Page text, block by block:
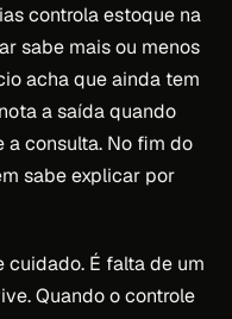
controla estoque na
sabe mais ou menos
acha que ainda tem
a saída quando
consulta. No fim do
sabe explicar por
cuidado. É falta de um
Quando o controle